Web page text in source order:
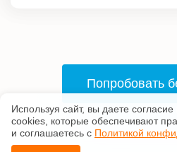
Попробовать
Используя сайт, вы даете
сооkiеs, которые обеспечивают
и соглашаетесь с Политикой